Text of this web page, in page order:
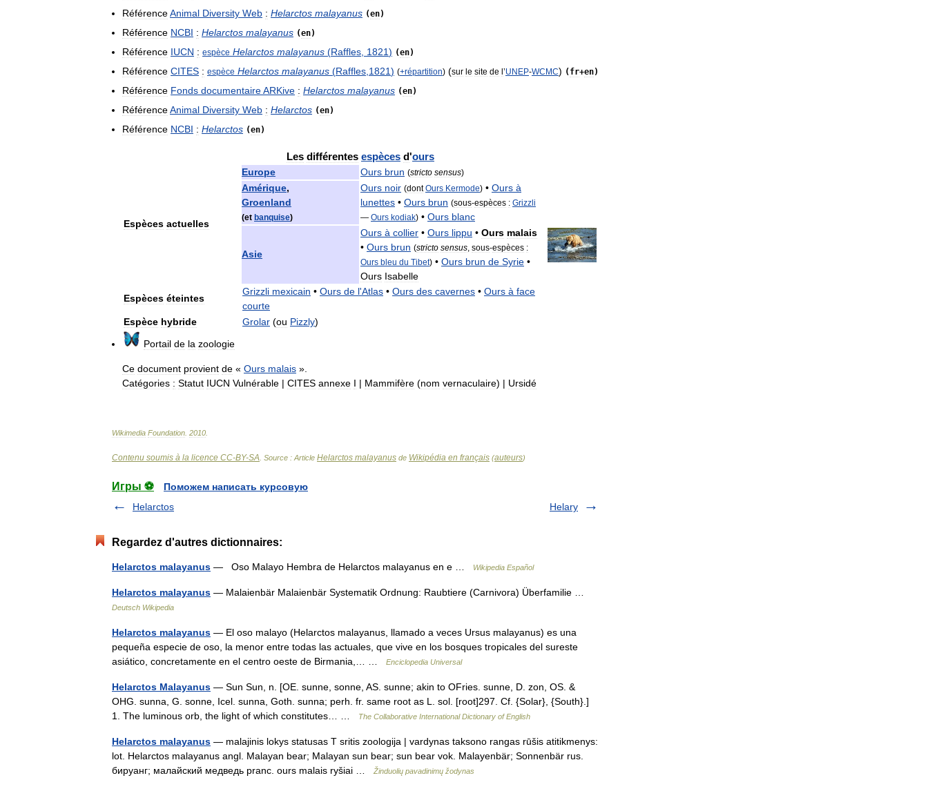
RéférenceAnimal Diversity Web : Helarctos malayanus (en)
Référence NCBI : Helarctos malayanus (en)
Référence IUCN : espèce Helarctos malayanus (Raffles 1821) (en)
Référence CITES : espèce Helarctos malayanus (Raffles 1821) (+répartition) (sur le site de l’UNEP-WCMC) (fr+en)
Référence Fonds documentaireARKive : Helarctos malayanus (en)
RéférenceAnimal Diversity Web : Helarctos (en)
Référence NCBI : Helarctos (en)
Les différentes espèces d'ours
Espèces actuelles
Europe Ours brun (stricto sensus)
Amérique,
Groenland
(et banquise)
Ours noir (dont Ours Kermode) • Ours à
lunettes • Ours brun (sous-espèces : Grizzli
— Ours kodiak) • Ours blanc
Asie
Ours à collier • Ours lippu • Ours malais
• Ours brun (stricto sensus sous-espèces :
Ours bleu du Tibet) • Ours brun de Syrie •
Ours Isabelle
Espèces éteintes
Grizzli mexicain • Ours de l'Atlas • Ours des cavernes • Ours à face
courte
Espèce hybride Grolar (ou Pizzly)
Portail de la zoologie
Ce document provient de « Ours malais ».
Catégories : Statut IUCN Vulnérable | CITES annexe I | Mammifère (nom vernaculaire) | Ursidé
Wikimedia Foundation 2010
Contenu soumis à la licence CC-BY-SA . Source : Article Helarctos malayanus de Wikipédia en français (auteurs)
Игры ⚽
Поможем написать курсовую
Helarctos
Helary
Regardez d'autres dictionnaires:
Helarctos malayanus — Oso Malayo Hembra de Helarctos malayanus en e … Wikipedia Español
Helarctos malayanus — Malaienbär Malaienbär Systematik Ordnung: Raubtiere (Carnivora) Überfamilie …
Deutsch Wikipedia
Helarctos malayanus — El oso malayo (Helarctos malayanus, llamado a veces Ursus malayanus) es una
pequeña especie de oso, la menor entre todas las actuales, que vive en los bosques tropicales del sureste
asiático, concretamente en el centro oeste de Birmania,… …
Enciclopedia Universal
Helarctos Malayanus — Sun Sun, n. [OE. sunne, sonne, AS. sunne; akin to OFries. sunne, D. zon, OS. &
OHG. sunna, G. sonne, Icel. sunna, Goth. sunna; perh. fr. same root as L. sol. [root]297. Cf. {Solar}, {South}.]
1. The luminous orb, the light of which constitutes… …
The Collaborative International Dictionary of English
Helarctos malayanus — malajinis lokys statusas T sritis zoologija | vardynas taksono rangas rūšis atitikmenys:
lot. Helarctos malayanus angl. Malayan bear; Malayan sun bear; sun bear vok. Malayenbär; Sonnenbär rus.
бируанг; малайский медведь pranc. ours malais ryšiai …
Žinduolių pavadinimų žodynas